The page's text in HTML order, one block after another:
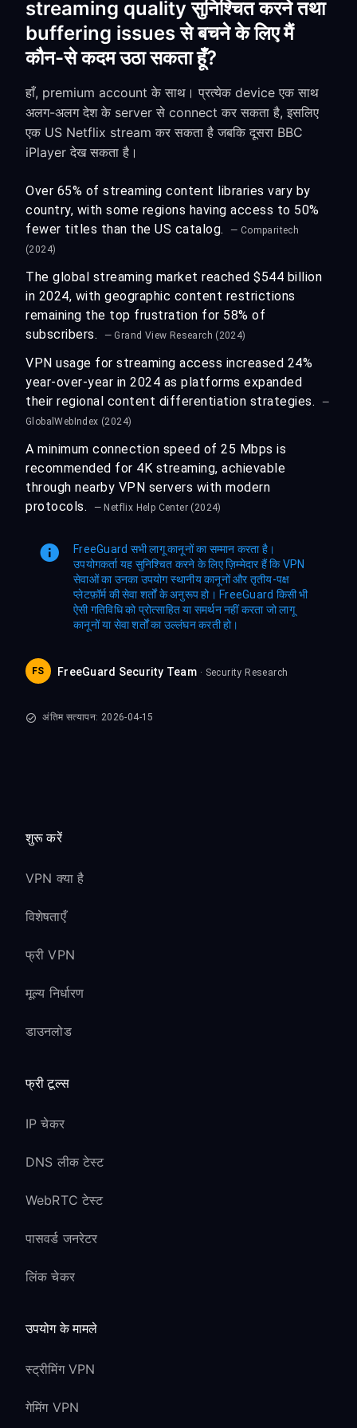
streaming quality सुनिश्चित करने तथा
buffering issues से बचने के लिए मैं
कौन-से कदम उठा सकता हूँ?
हाँ, premium account के साथ। प्रत्येक device एक साथ
अलग-अलग देश के server से connect कर सकता है, इसलिए
एक US Netflix stream कर सकता है जबकि दूसरा BBC
iPlayer देख सकता है।
Over 65% of streaming content libraries vary by
country, with some regions having access to 50%
fewer titles than the US catalog.
— Comparitech
(2024)
The global streaming market reached $544 billion
in 2024, with geographic content restrictions
remaining the top frustration for 58% of
subscribers.
— Grand View Research (2024)
VPN usage for streaming access increased 24%
year-over-year in 2024 as platforms expanded
their regional content differentiation strategies.
—
GlobalWebIndex (2024)
A minimum connection speed of 25 Mbps is
recommended for 4K streaming, achievable
through nearby VPN servers with modern
protocols.
— Netflix Help Center (2024)
FreeGuard सभी लागू कानूनों का सम्मान करता है।
उपयोगकर्ता यह सुनिश्चित करने के लिए ज़िम्मेदार हैं कि VPN
सेवाओं का उनका उपयोग स्थानीय कानूनों और तृतीय-पक्ष
प्लेटफ़ॉर्म की सेवा शर्तों के अनुरूप हो। FreeGuard किसी भी
ऐसी गतिविधि को प्रोत्साहित या समर्थन नहीं करता जो लागू
कानूनों या सेवा शर्तों का उल्लंघन करती हो।
FS FreeGuard Security Team · Security Research
अंतिम सत्यापन: 2026-04-15
शुरू करें
VPN क्या है
विशेषताएँ
फ्री VPN
मूल्य निर्धारण
डाउनलोड
फ्री टूल्स
IP चेकर
DNS लीक टेस्ट
WebRTC टेस्ट
पासवर्ड जनरेटर
लिंक चेकर
उपयोग के मामले
स्ट्रीमिंग VPN
गेमिंग VPN